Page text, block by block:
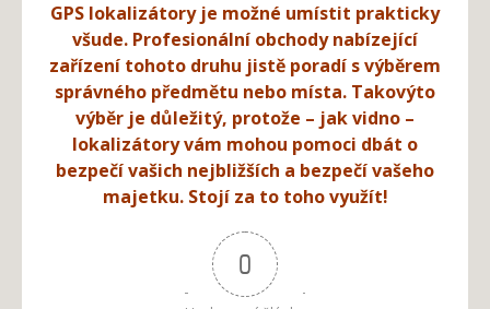
GPS lokalizátory je možné umístit prakticky
všude. Profesionální obchody nabízející
zařízení tohoto druhu jistě poradí s výběrem
správného předmětu nebo místa. Takovýto
výběr je důležitý, protože – jak vidno –
lokalizátory vám mohou pomoci dbát o
bezpečí vašich nejbližších a bezpečí vašeho
majetku. Stojí za to toho využít!
0